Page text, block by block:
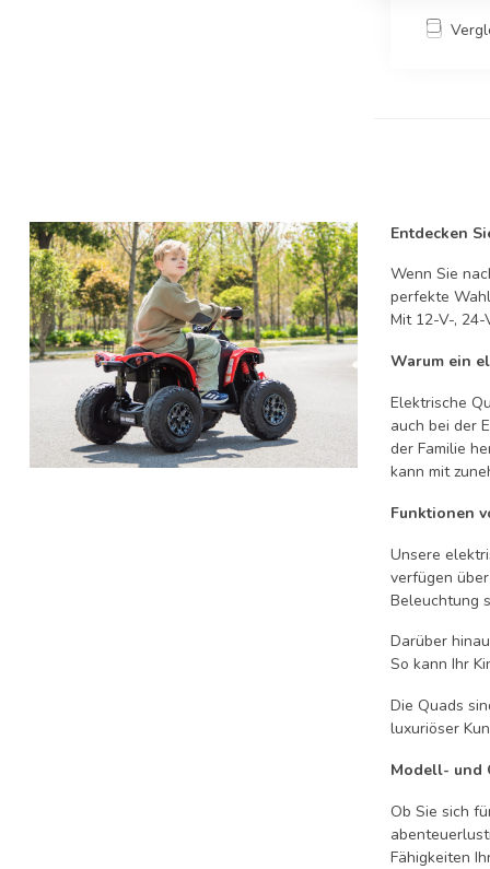
Entdecken
Wenn Sie
perfekte
Mit 12-V-,
Warum ein
Elektrische
auch bei der
der Familie
kann mit
Funktionen
Unsere
verfügen
Beleuchtung
Darüber
So kann Ihr
Die Quads
luxuriöser
Modell- und
Ob Sie sich
Fähigkeiten